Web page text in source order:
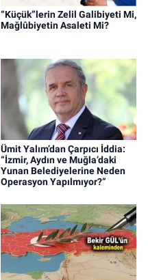
“Küçük”lerin Zelil Galibiyeti Mi,
Mağlûbiyetin Asaleti Mi?
Ümit Yalım’dan Çarpıcı İddia:
“İzmir, Aydın ve Muğla’daki
Yunan Belediyelerine Neden
Operasyon Yapılmıyor?”